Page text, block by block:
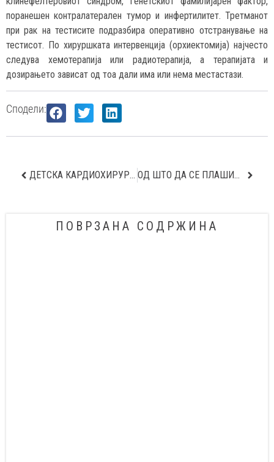
поранешен контралатерален тумор и инфертилитет. Третманот
при рак на тестисите подразбира оперативно отстранување на
тестисот. По хируршката интервенција (орхиектомија) најчесто
следува хемотерапија или радиотерапија, а терапијата и
дозирањето зависат од тоа дали има или нема местастази.
Сподели:
ДЕТСКА КАРДИОХИРУРГИЈА ЕДИНСТВЕН ЦЕНТАР ВО МАКЕДОНИЈА ЗА ДИЈАГНОЗА И ТРЕТМАН НА СРЦЕВИ ПРОБЛЕМИ ОД ШТО ДА СЕ ПЛАШИМЕ ПОВЕЌЕ ОД ГРИПОТ ИЛИ КОВИД -19?
ПОВРЗАНА СОДРЖИНА